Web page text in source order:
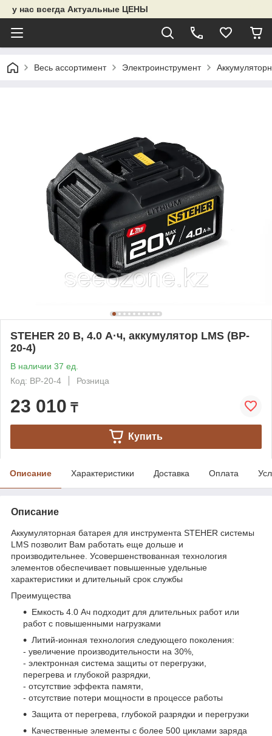
у нас всегда Актуальные ЦЕНЫ
Весь ассортимент Электроинструмент
STEHER 20 В, 4.0 А·ч, аккумулятор LMS (BP-
20-4)
В наличии 37 ед.
Код: BP-20-4
Розница
23 010 ₸
Купить
Описание Характеристики Доставка Оплата
Описание
Аккумуляторная батарея для инструмента STEHER системы
LMS позволит Вам работать еще дольше и
производительнее. Усовершенствованная технология
элементов обеспечивает повышенные удельные
характеристики и длительный срок службы
Преимущества
Емкость 4.0 Ач подходит для длительных работ или
работ с повышенными нагрузками
Литий-ионная технология следующего поколения:
- увеличение производительности на 30%,
- электронная система защиты от перегрузки,
перегрева и глубокой разрядки,
- отсутствие эффекта памяти,
- отсутствие потери мощности в процессе работы
Защита от перегрева, глубокой разрядки и перегрузки
Качественные элементы с более 500 циклами заряда